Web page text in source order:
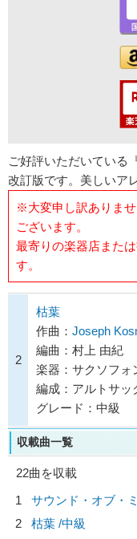
ご好評いただいている
改訂版です。美しいア
※大変申し訳ありま
ございます。
最寄りの楽器店また
す。
2
枯葉
作曲： Joseph
編曲：村上 由紀
楽器：サクソフォ
編成：アルトサッ
グレード：中級
収載曲一覧
22曲を収載
1
サウンド・オブ・
2
枯葉 /中級